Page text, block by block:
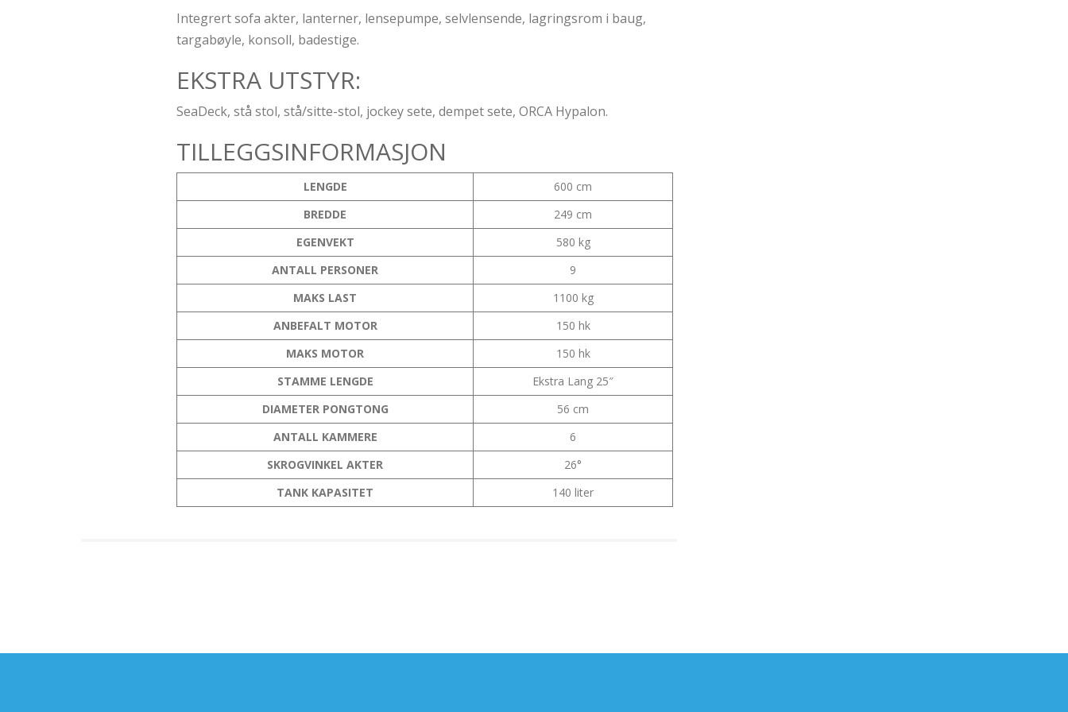
Integrert sofa akter, lanterner, lensepumpe, selvlensende, lagringsrom i baug,
targabøyle, konsoll, badestige.
EKSTRA UTSTYR:
SeaDeck, stå stol, stå/sitte-stol, jockey sete, dempet sete, ORCA Hypalon.
TILLEGGSINFORMASJON
LENGDE
600 cm
BREDDE
249 cm
EGENVEKT
580 kg
ANTALL PERSONER
9
MAKS LAST
1100 kg
ANBEFALT MOTOR
150 hk
MAKS MOTOR
150 hk
STAMME LENGDE
Ekstra Lang 25″
DIAMETER PONGTONG
56 cm
ANTALL KAMMERE
6
SKROGVINKEL AKTER
26°
TANK KAPASITET
140 liter